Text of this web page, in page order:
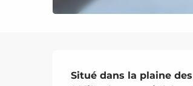
Situé dans la plaine